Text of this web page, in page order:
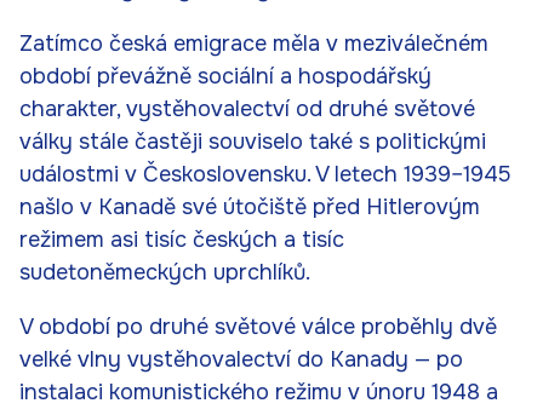
Zatímco česká emigrace měla v meziválečném
období převážně sociální a hospodářský
charakter, vystěhovalectví od druhé světové
války stále častěji souviselo také s politickými
událostmi v Československu. V letech 1939–1945
našlo v Kanadě své útočiště před Hitlerovým
režimem asi tisíc českých a tisíc
sudetoněmeckých uprchlíků.
V období po druhé světové válce proběhly dvě
velké vlny vystěhovalectví do Kanady — po
instalaci komunistického režimu v únoru 1948 a